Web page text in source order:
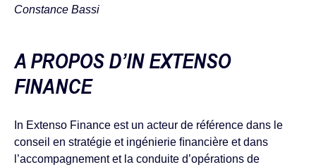
Constance Bassi
A PROPOS D’IN EXTENSO
FINANCE
In Extenso Finance est un acteur de référence dans le
conseil en stratégie et ingénierie ﬁnancière et dans
l’accompagnement et la conduite d’opérations de